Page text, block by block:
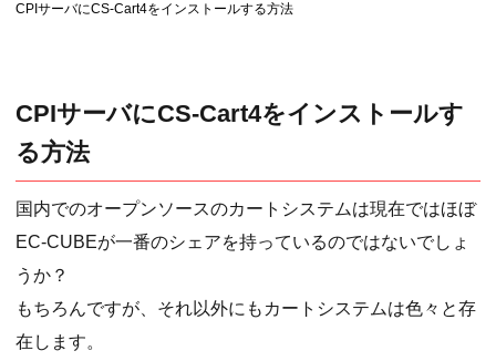
CPIサーバにCS-Cart4をインストールする方法
CPIサーバにCS-Cart4をインストールす
る方法
国内でのオープンソースのカートシステムは現在ではほぼ
EC-CUBEが一番のシェアを持っているのではないでしょ
うか？
もちろんですが、それ以外にもカートシステムは色々と存
在します。